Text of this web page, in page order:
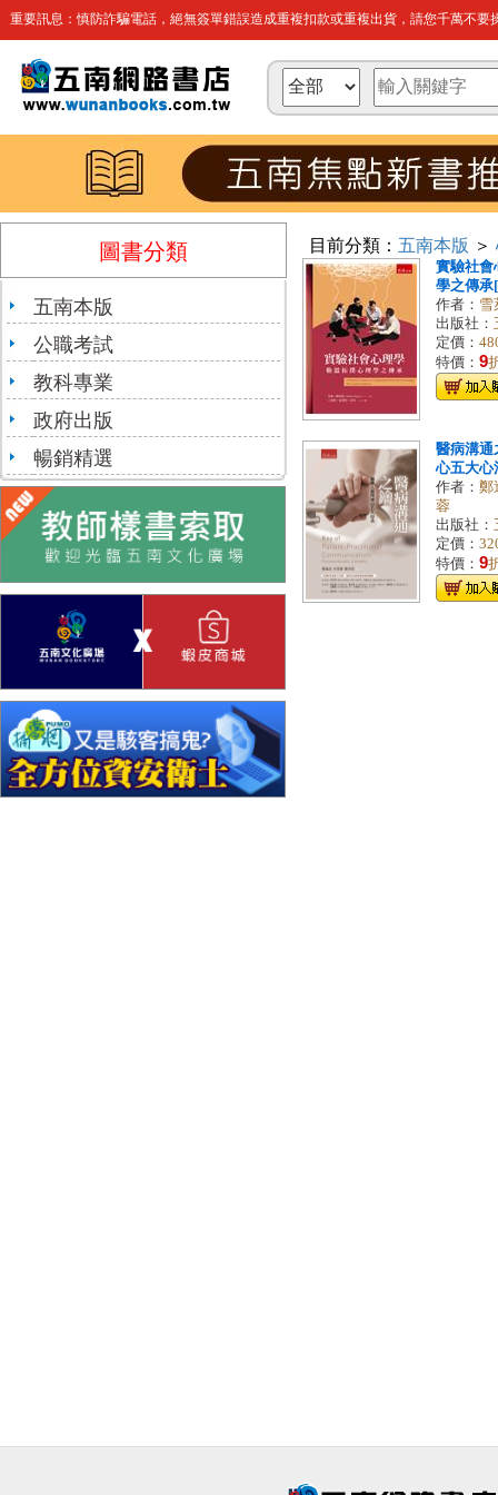
重要訊息：慎防詐騙電話，絕無簽單錯誤造成重複扣款或重複出貨，請您千萬不要
圖書分類
五南本版
公職考試
教科專業
政府出版
暢銷精選
目前分類： 五南本版 ＞
實驗社會
學之傳承
作者： 雪
出版社：
定價：
特價： 9
醫病溝通
心五大心
作者： 鄭
蓉
出版社：
定價：
特價： 9